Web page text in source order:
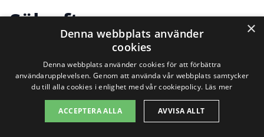
Sök efter en
professionell för
trädgårdsdesign i andra
städer nära Östra Ryd
×
Denna webbplats använder
cookies
Denna webbplats använder cookies för att förbättra
användarupplevelsen. Genom att använda vår webbplats samtycker
du till alla cookies i enlighet med vår cookiepolicy. Läs mer
ACCEPTERA ALLA AVVISA ALLT